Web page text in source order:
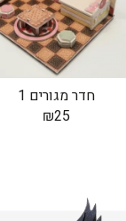
חדר מגורים 1
₪25